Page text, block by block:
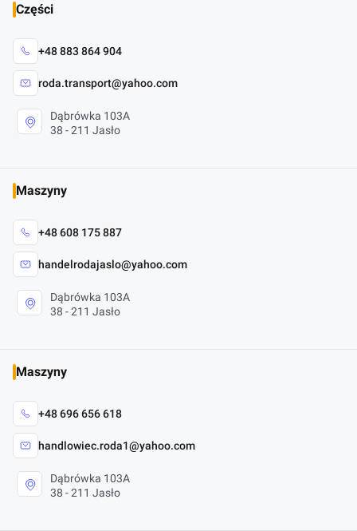
Części
+48 883 864 904
roda.transport@yahoo.com
Dąbrówka 103A
38 - 211 Jasło
Maszyny
+48 608 175 887
handelrodajaslo@yahoo.com
Dąbrówka 103A
38 - 211 Jasło
Maszyny
+48 696 656 618
handlowiec.roda1@yahoo.com
Dąbrówka 103A
38 - 211 Jasło